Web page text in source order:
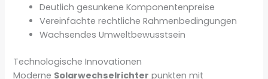
Deutlich gesunkene Komponentenpreise
Vereinfachte rechtliche Rahmenbedingungen
Wachsendes Umweltbewusstsein
Technologische Innovationen
Moderne Solarwechselrichter punkten mit